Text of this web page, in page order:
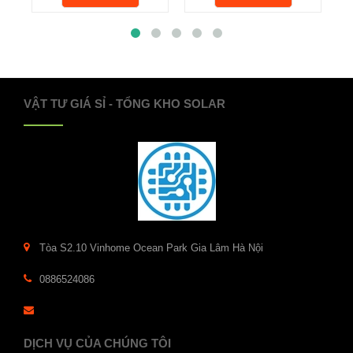
VẬT TƯ GIÁ SỈ - TỔNG KHO SOLAR
Tòa S2.10 Vinhome Ocean Park Gia Lâm Hà Nội
0886524086
DỊCH VỤ CỦA CHÚNG TÔI